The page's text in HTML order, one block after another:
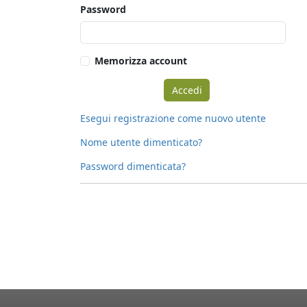
Password
Memorizza account
Esegui registrazione come nuovo utente
Nome utente dimenticato?
Password dimenticata?